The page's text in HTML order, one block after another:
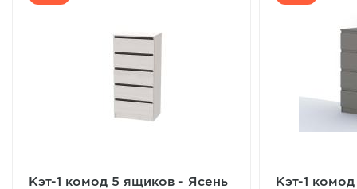
Кэт-1 комод 5 ящиков - Ясень
Кэт-1